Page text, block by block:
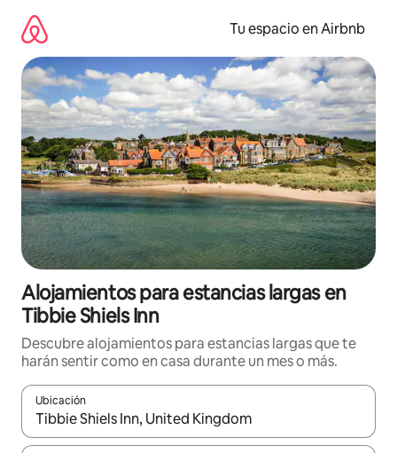
contenido
Tu espacio en Airbnb
Alojamientos para estancias largas en
Tibbie Shiels Inn
Descubre alojamientos para estancias largas que te
harán sentir como en casa durante un mes o más.
Ubicación
Cuando los resultados estén disponibles, podrás navegar